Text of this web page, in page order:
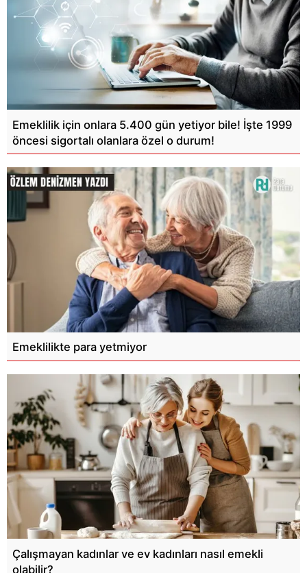
Emeklilik için onlara 5.400 gün yetiyor bile! İşte 1999
öncesi sigortalı olanlara özel o durum!
Emeklilikte para yetmiyor
Çalışmayan kadınlar ve ev kadınları nasıl emekli
olabilir?